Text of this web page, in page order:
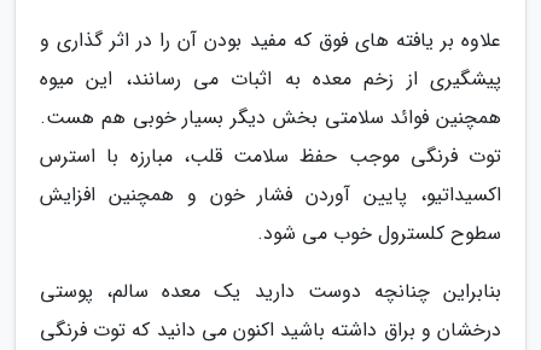
علاوه بر یافته های فوق که مفید بودن آن را در اثر گذاری و
پیشگیری از زخم معده به اثبات می رسانند، این میوه
همچنین فوائد سلامتی بخش دیگر بسیار خوبی هم هست.
توت فرنگی موجب حفظ سلامت قلب، مبارزه با استرس
اکسیداتیو، پایین آوردن فشار خون و همچنین افزایش
سطوح کلسترول خوب می شود.
بنابراین چنانچه دوست دارید یک معده سالم، پوستی
درخشان و براق داشته باشید اکنون می دانید که توت فرنگی